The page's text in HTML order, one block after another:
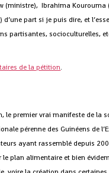
(ministre), Ibrahima Kourouma
d’une part si je puis dire, et
partisantes, socioculturelles,
de la pétition.
le premier vrai manifeste de la
pérenne des Guinéens de
ayant rassemblé depuis
le plan alimentaire et bien